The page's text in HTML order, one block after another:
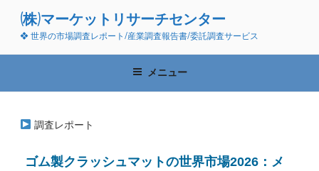
ン
(株)マーケットリサーチセンター
❖ 世界の市場調査レポート/産業調査報告書/委託調査サービス
メニュー
調査レポート
ゴム製クラッシュマットの世界市場2026：メ